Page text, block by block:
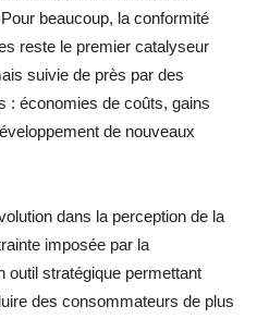
beaucoup, la conformité
reste le premier catalyseur
suivie de près par des
: économies de coûts, gains
de nouveaux
dans la perception de la
imposée par la
outil stratégique permettant
des consommateurs de plus